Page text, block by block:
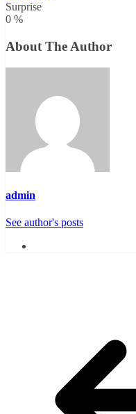
Surprise
0 %
About The Author
admin
See author's posts